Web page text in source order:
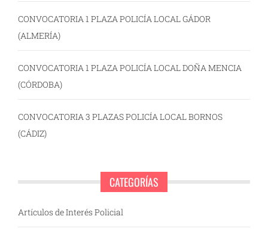
CONVOCATORIA 1 PLAZA POLICÍA LOCAL GÁDOR
(ALMERÍA)
CONVOCATORIA 1 PLAZA POLICÍA LOCAL DOÑA MENCIA
(CÓRDOBA)
CONVOCATORIA 3 PLAZAS POLICÍA LOCAL BORNOS
(CÁDIZ)
CATEGORÍAS
Artículos de Interés Policial